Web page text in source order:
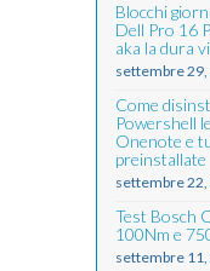
Blocchi
Dell Pro 16
aka la dura
settembre 29,
Come
Powershell
Onenote e
preinstallate
settembre 22,
Test Bosch
100Nm e
settembre 11,